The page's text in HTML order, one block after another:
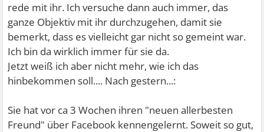
rede mit ihr. Ich versuche dann auch immer, das
ganze Objektiv mit ihr durchzugehen, damit sie
bemerkt, dass es vielleicht gar nicht so gemeint war.
Ich bin da wirklich immer für sie da.
Jetzt weiß ich aber nicht mehr, wie ich das
hinbekommen soll.... Nach gestern...:
Sie hat vor ca 3 Wochen ihren "neuen allerbesten
Freund" über Facebook kennengelernt. Soweit so gut,